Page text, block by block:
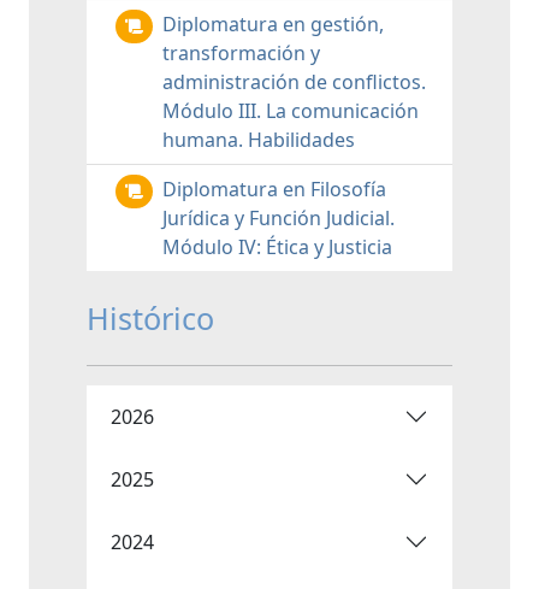
Diplomatura en gestión,
transformación y
administración de conflictos.
Módulo III. La comunicación
humana. Habilidades
Diplomatura en Filosofía
Jurídica y Función Judicial.
Módulo IV: Ética y Justicia
Histórico
2026
2025
2024